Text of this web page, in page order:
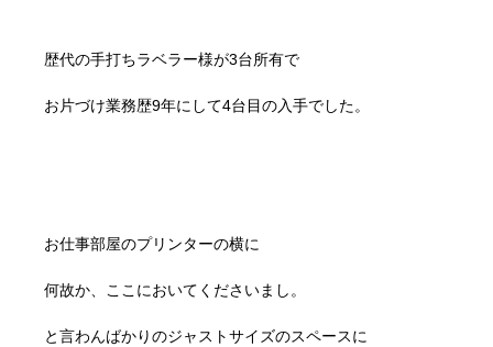
歴代の手打ちラベラー様が3台所有で
お片づけ業務歴9年にして4台目の入手でした。
お仕事部屋のプリンターの横に
何故か、ここにおいてくださいまし。
と言わんばかりのジャストサイズのスペースに